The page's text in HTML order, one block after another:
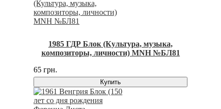
1985 ГДР Блок (Культура, музыка,
композиторы, личности) MNH №БЛ81
65 грн.
Купить